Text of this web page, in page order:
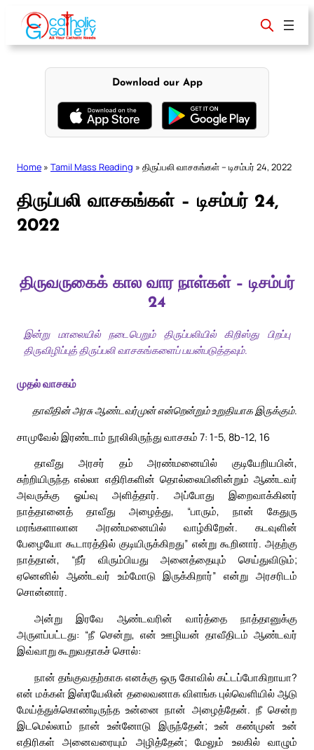
content
Download our App
Home » Tamil Mass Reading » திருப்பலி வாசகங்கள் – டிசம்பர் 24, 2022
திருப்பலி வாசகங்கள் – டிசம்பர் 24,
2022
திருவருகைக் கால வார நாள்கள் – டிசம்பர்
24
இன்று மாலையில் நடைபெறும் திருப்பலியில் கிறிஸ்து பிறப்பு
திருவிழிப்புத் திருப்பலி வாசகங்களைப் பயன்படுத்தவும்.
முதல் வாசகம்
தாவீதின் அரசு ஆண்டவர்முன் என்றென்றும் உறுதியாக இருக்கும்.
சாமுவேல் இரண்டாம் நூலிலிருந்து வாசகம் 7: 1-5, 8b-12, 16
தாவீது அரசர் தம் அரண்மனையில் குடியேறியபின்,
சுற்றியிருந்த எல்லா எதிரிகளின் தொல்லையினின்றும் ஆண்டவர்
அவருக்கு ஓய்வு அளித்தார். அப்போது இறைவாக்கினர்
நாத்தானைத் தாவீது அழைத்து, “பாரும், நான் கேதுரு
மரங்களாலான அரண்மனையில் வாழ்கிறேன். கடவுளின்
பேழையோ கூடாரத்தில் குடியிருக்கிறது” என்று கூறினார். அதற்கு
நாத்தான், “நீர் விரும்பியது அனைத்தையும் செய்துவிடும்;
ஏனெனில் ஆண்டவர் உம்மோடு இருக்கிறார்” என்று அரசரிடம்
சொன்னார்.
அன்று இரவே ஆண்டவரின் வார்த்தை நாத்தானுக்கு
அருளப்பட்டது: “நீ சென்று, என் ஊழியன் தாவீதிடம் ஆண்டவர்
இவ்வாறு கூறுவதாகச் சொல்:
நான் தங்குவதற்காக எனக்கு ஒரு கோவில் கட்டப்போகிறாயா?
என் மக்கள் இஸ்ரயேலின் தலைவனாக விளங்க புல்வெளியில் ஆடு
மேய்த்துக்கொண்டிருந்த உன்னை நான் அழைத்தேன். நீ சென்ற
இடமெல்லாம் நான் உன்னோடு இருந்தேன்; உன் கண்முன் உன்
எதிரிகள் அனைவரையும் அழித்தேன்; மேலும் உலகில் வாழும்